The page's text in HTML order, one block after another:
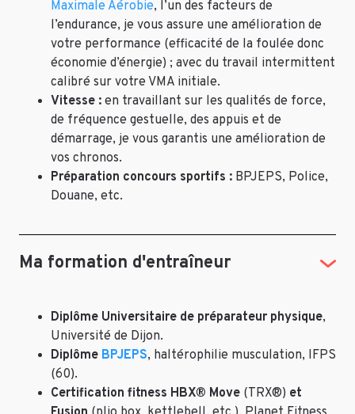
Maximale Aérobie, l’un des facteurs de
l’endurance, je vous assure une amélioration de
votre performance (efficacité de la foulée donc
économie d’énergie) ; avec du travail intermittent
calibré sur votre VMA initiale.
Vitesse : en travaillant sur les qualités de force,
de fréquence gestuelle, des appuis et de
démarrage, je vous garantis une amélioration de
vos chronos.
Préparation concours sportifs : BPJEPS, Police,
Douane, etc.
Ma formation d'entraîneur
Diplôme Universitaire de préparateur physique,
Université de Dijon.
Diplôme BPJEPS, haltérophilie musculation, IFPS
(60).
Certification fitness HBX® Move (TRX®) et